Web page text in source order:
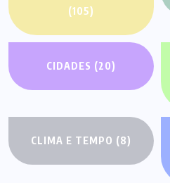
(105)
CIDADES (20)
CLIMA E TEMPO (8)